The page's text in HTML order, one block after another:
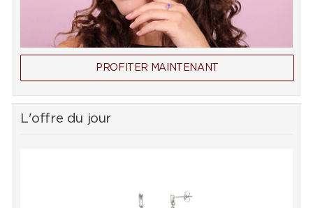
PROFITER MAINTENANT
L'offre du jour